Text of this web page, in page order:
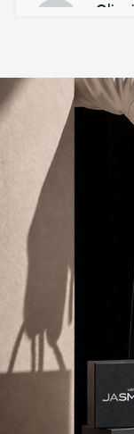
Mi-a
este